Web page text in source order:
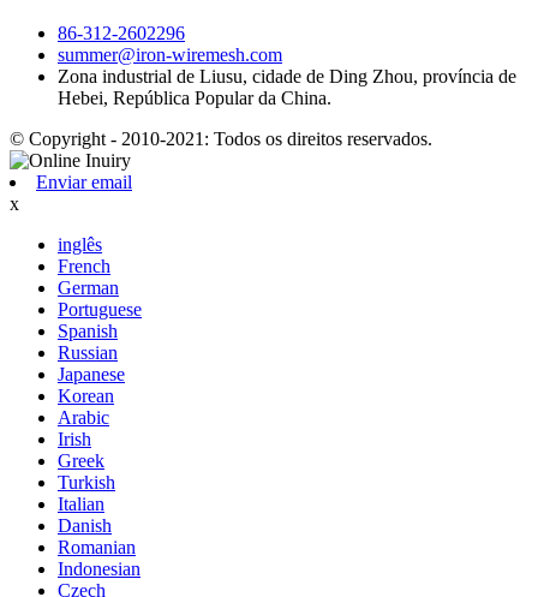
86-312-2602296
summer@iron-wiremesh.com
Zona industrial de Liusu, cidade de Ding Zhou, província de
Hebei, República Popular da China.
© Copyright - 2010-2021: Todos os direitos reservados.
Enviar email
x
inglês
French
German
Portuguese
Spanish
Russian
Japanese
Korean
Arabic
Irish
Greek
Turkish
Italian
Danish
Romanian
Indonesian
Czech